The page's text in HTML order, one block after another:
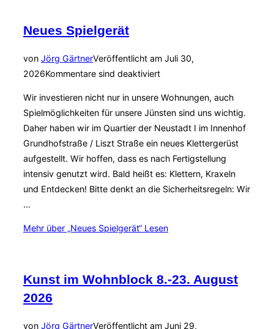
Neues Spielgerät
von Jörg GärtnerVeröffentlicht am Juli 30,
2026Kommentare sind deaktiviert
Wir investieren nicht nur in unsere Wohnungen, auch
Spielmöglichkeiten für unsere Jünsten sind uns wichtig.
Daher haben wir im Quartier der Neustadt I im Innenhof
Grundhofstraße / Liszt Straße ein neues Klettergerüst
aufgestellt. Wir hoffen, dass es nach Fertigstellung
intensiv genutzt wird. Bald heißt es: Klettern, Kraxeln
und Entdecken! Bitte denkt an die Sicherheitsregeln: Wir
…
Mehr über „Neues Spielgerät“ Lesen
Kunst im Wohnblock 8.-23. August
2026
von Jörg GärtnerVeröffentlicht am Juni 29,